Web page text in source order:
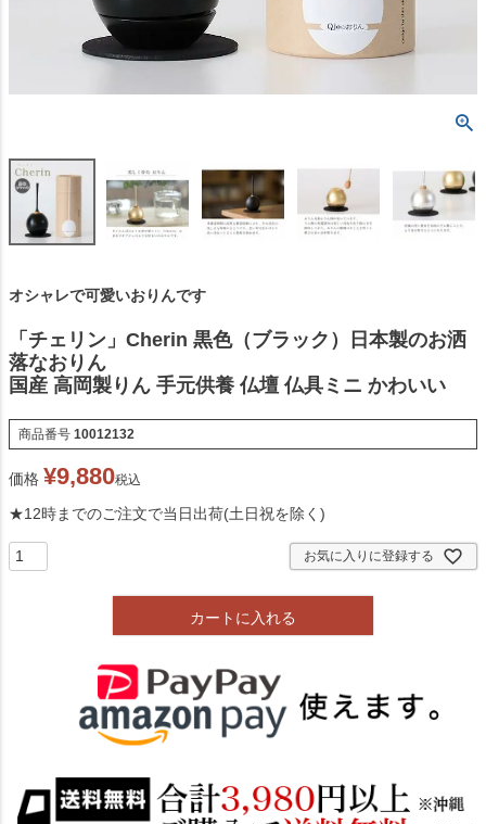
オシャレで可愛いおりんです
「チェリン」Cherin 黒色（ブラック）日本製のお洒
落なおりん
国産 高岡製りん 手元供養 仏壇 仏具ミニ かわいい
商品番号 10012132
価格 ¥9,880税込
★12時までのご注文で当日出荷(土日祝を除く)
お気に入りに登録する
カートに入れる